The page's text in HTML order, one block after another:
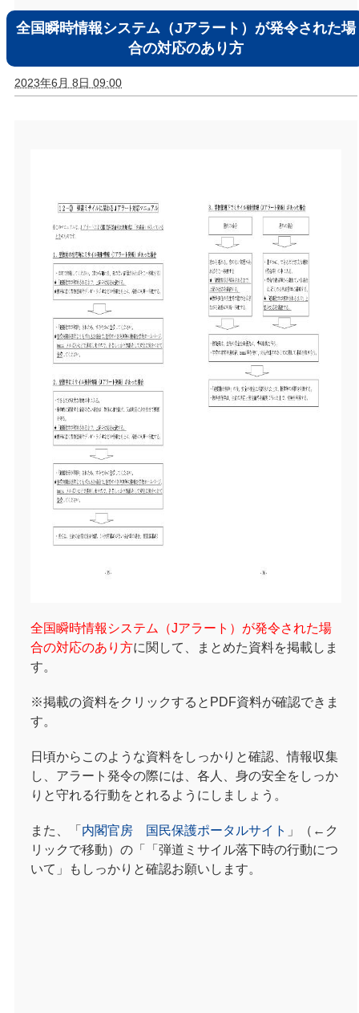
全国瞬時情報システム（Jアラート）が発令された場
合の対応のあり方
2023年6月 8日 09:00
全国瞬時情報システム（Jアラート）が発令された場
合の対応のあり方に関して、まとめた資料を掲載しま
す。
※掲載の資料をクリックするとPDF資料が確認できま
す。
日頃からこのような資料をしっかりと確認、情報収集
し、アラート発令の際には、各人、身の安全をしっか
りと守れる行動をとれるようにしましょう。
また、「 内閣官房 国民保護ポータルサイト 」（←ク
リックで移動）の「
「弾道ミサイル落下時の行動につ
いて」
もしっかりと確認お願いします。